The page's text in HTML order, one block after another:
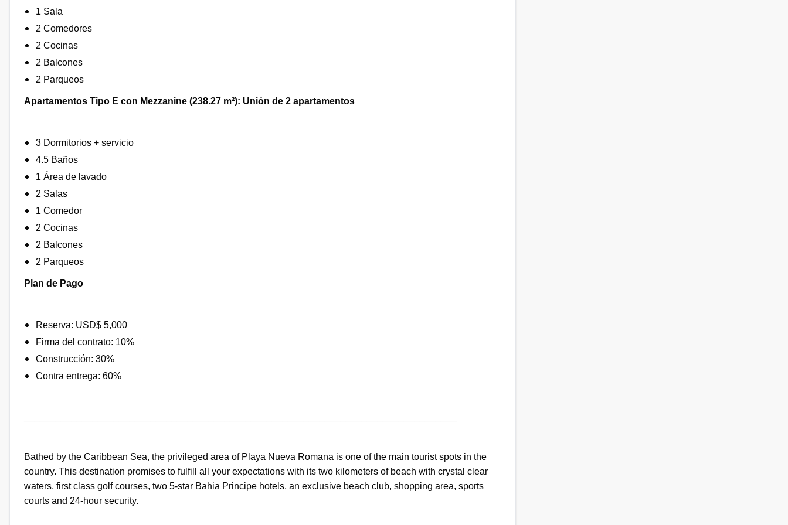
1 Sala
2 Comedores
2 Cocinas
2 Balcones
2 Parqueos
Apartamentos Tipo E con Mezzanine (238.27 m²): Unión de 2 apartamentos
3 Dormitorios + servicio
4.5 Baños
1 Área de lavado
2 Salas
1 Comedor
2 Cocinas
2 Balcones
2 Parqueos
Plan de Pago
Reserva: USD$ 5,000
Firma del contrato: 10%
Construcción: 30%
Contra entrega: 60%
Bathed by the Caribbean Sea, the privileged area of Playa Nueva Romana is one of the main tourist spots in the
country. This destination promises to fulfill all your expectations with its two kilometers of beach with crystal clear
waters, first class golf courses, two 5-star Bahia Principe hotels, an exclusive beach club, shopping area, sports
courts and 24-hour security.